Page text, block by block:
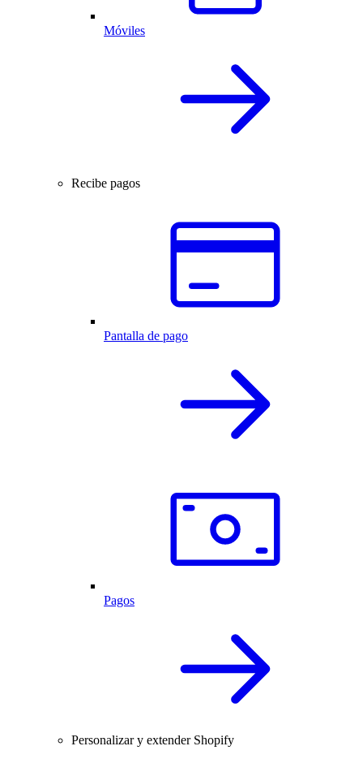
Móviles
Recibe pagos
Pantalla de pago
Pagos
Personalizar y extender Shopify